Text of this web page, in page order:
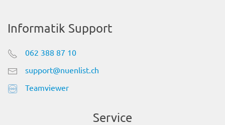
Informatik Support
062 388 87 10
support@nuenlist.ch
Teamviewer
Service